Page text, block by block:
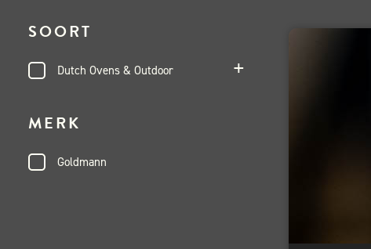
SOORT
Dutch Ovens & Outdoor
MERK
Goldmann